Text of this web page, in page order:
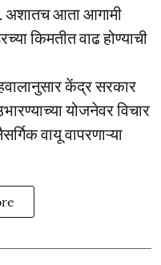
अशातच आता आगामी
किमतीत वाढ होण्याची
केंद्र सरकार
योजनेवर विचार
वायू वापरणाऱ्या